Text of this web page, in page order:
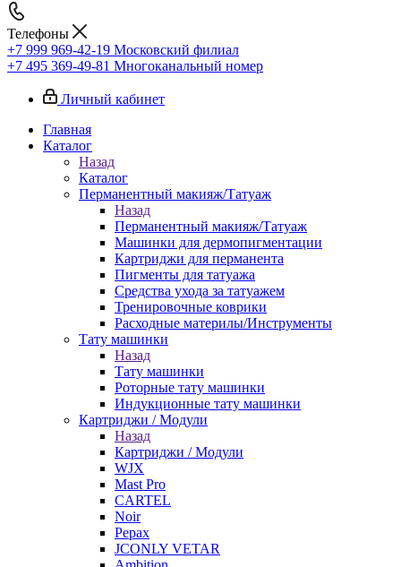
Телефоны
+7 999 969-42-19 Московский филиал
+7 495 369-49-81 Многоканальный номер
Личный кабинет
Главная
Каталог
Назад
Каталог
Перманентный макияж/Татуаж
Назад
Перманентный макияж/Татуаж
Машинки для дермопигментации
Картриджи для перманента
Пигменты для татуажа
Средства ухода за татуажем
Тренировочные коврики
Расходные материлы/Инструменты
Тату машинки
Назад
Тату машинки
Роторные тату машинки
Индукционные тату машинки
Картриджи / Модули
Назад
Картриджи / Модули
WJX
Mast Pro
CARTEL
Noir
Pepax
JCONLY VETAR